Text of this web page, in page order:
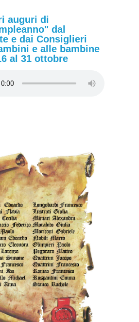
auguri di
dal
e dai Consiglieri
e alle bambine
al 31 ottobre